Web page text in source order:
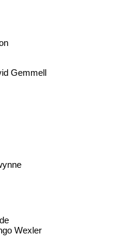
Wexler
Gemmell